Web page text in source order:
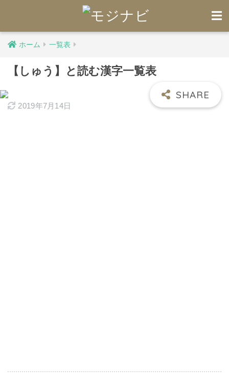
ホーム 一覧表
【しゅう】と読む漢字一覧表
2019年7月14日